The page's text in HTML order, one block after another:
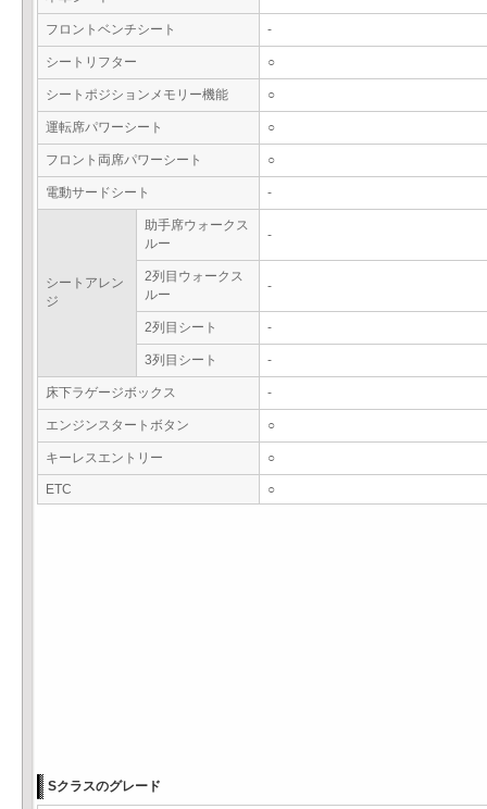
フロントベンチシート -
シートリフター ○
シートポジションメモリー機能 ○
運転席パワーシート ○
フロント両席パワーシート ○
電動サードシート -
シートアレン
ジ
助手席ウォークス
ルー
-
2列目ウォークス
ルー
-
2列目シート -
3列目シート -
床下ラゲージボックス -
エンジンスタートボタン ○
キーレスエントリー ○
ETC ○
Sクラスのグレード